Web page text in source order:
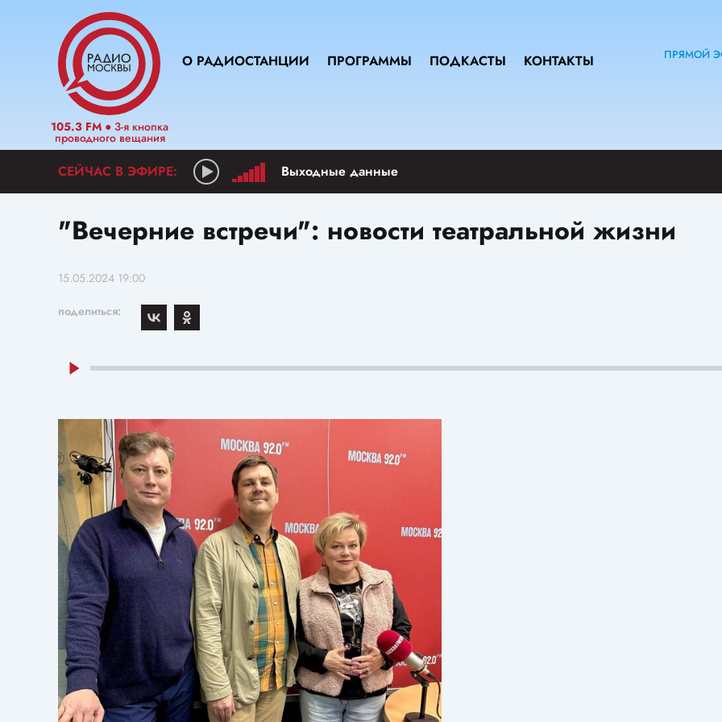
105.3 FM ● 3-я кнопка
проводного вещания
О РАДИОСТАНЦИИ ПРОГРАММЫ ПОДКАСТЫ КОНТАКТЫ ПРЯМОЙ
Выходные данные
"Вечерние встречи": новости театральной жизни
15.05.2024 19:00
поделиться: